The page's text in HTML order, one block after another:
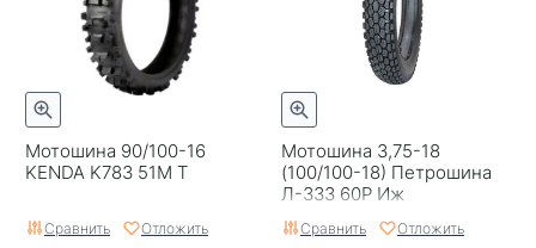
Мотошина 90/100-16
KENDA K783 51M T
Сравнить Отложить
Мотошина 3,75-18
(100/100-18) Петрошина
Л-333 60Р Иж
универсальная TT
Сравнить Отложить